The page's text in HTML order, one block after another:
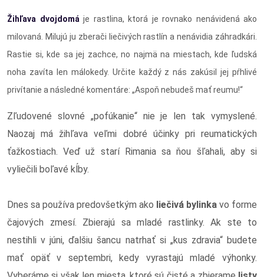
Žihľava dvojdomá je rastlina, ktorá je rovnako nenávidená ako
milovaná. Milujú ju zberači liečivých rastlín a nenávidia záhradkári.
Rastie si, kde sa jej zachce, no najmä na miestach, kde ľudská
noha zavíta len málokedy. Určite každý z nás zakúsil jej pŕhlivé
privítanie a následné komentáre: „Aspoň nebudeš mať reumu!“
Zľudovené slovné „pofúkanie“ nie je len tak vymyslené.
Naozaj má žihľava veľmi dobré účinky pri reumatických
ťažkostiach. Veď už starí Rimania sa ňou šľahali, aby si
vyliečili boľavé kĺby.
Dnes sa používa predovšetkým ako liečivá bylinka vo forme
čajových zmesí. Zbierajú sa mladé rastlinky. Ak ste to
nestihli v júni, ďalšiu šancu natrhať si „kus zdravia“ budete
mať opäť v septembri, kedy vyrastajú mladé výhonky.